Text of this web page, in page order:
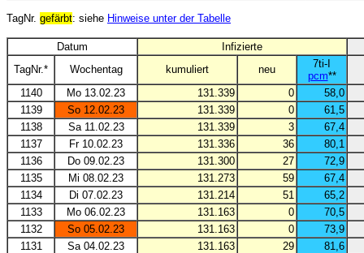
TagNr. gefärbt: siehe Hinweise unter der Tabelle
Datum
Infizierte
TagNr.*
Wochentag kumuliert neu
7ti-I
pcm**
1140
Mo 13.02.23 131.339 0
58,0
1139
So 12.02.23 131.339 0
61,5
1138
Sa 11.02.23 131.339 3
67,4
1137
Fr 10.02.23 131.336 36
80,1
1136
Do 09.02.23 131.300 27
72,9
1135
Mi 08.02.23 131.273 59
67,4
1134
Di 07.02.23 131.214 51
65,2
1133
Mo 06.02.23 131.163 0
70,5
1132
So 05.02.23 131.163 0
73,9
1131
Sa 04.02.23 131.163 29
81,6